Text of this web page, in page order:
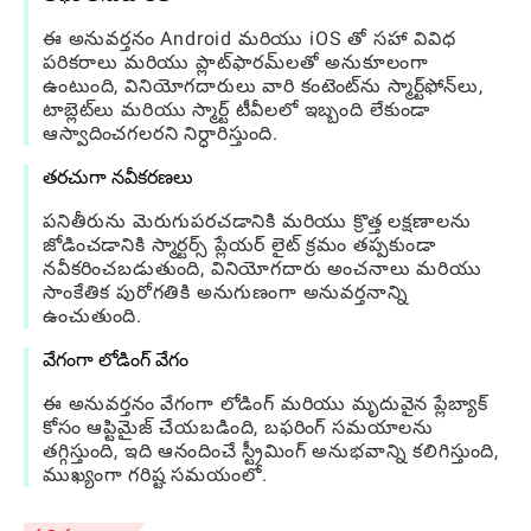
ఈ అనువర్తనం Android మరియు iOS తో సహా వివిధ
పరికరాలు మరియు ప్లాట్‌ఫారమ్‌లతో అనుకూలంగా
ఉంటుంది, వినియోగదారులు వారి కంటెంట్‌ను స్మార్ట్‌ఫోన్‌లు,
టాబ్లెట్‌లు మరియు స్మార్ట్ టీవీలలో ఇబ్బంది లేకుండా
ఆస్వాదించగలరని నిర్ధారిస్తుంది.
తరచుగా నవీకరణలు
పనితీరును మెరుగుపరచడానికి మరియు క్రొత్త లక్షణాలను
జోడించడానికి స్మార్టర్స్ ప్లేయర్ లైట్ క్రమం తప్పకుండా
నవీకరించబడుతుంది, వినియోగదారు అంచనాలు మరియు
సాంకేతిక పురోగతికి అనుగుణంగా అనువర్తనాన్ని
ఉంచుతుంది.
వేగంగా లోడింగ్ వేగం
ఈ అనువర్తనం వేగంగా లోడింగ్ మరియు మృదువైన ప్లేబ్యాక్
కోసం ఆప్టిమైజ్ చేయబడింది, బఫరింగ్ సమయాలను
తగ్గిస్తుంది, ఇది ఆనందించే స్ట్రీమింగ్ అనుభవాన్ని కలిగిస్తుంది,
ముఖ్యంగా గరిష్ట సమయంలో.